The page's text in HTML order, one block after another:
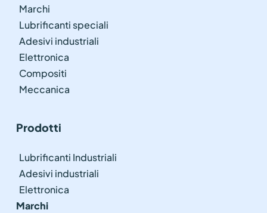
Marchi
Lubrificanti speciali
Adesivi industriali
Elettronica
Compositi
Meccanica
Prodotti
Lubrificanti Industriali
Adesivi industriali
Elettronica
Marchi